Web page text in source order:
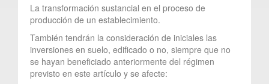
La transformación sustancial en el proceso de
producción de un establecimiento.
También tendrán la consideración de iniciales las
inversiones en suelo, edificado o no, siempre que no
se hayan beneficiado anteriormente del régimen
previsto en este artículo y se afecte: